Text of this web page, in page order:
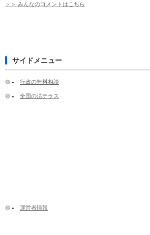
＞＞ みんなのコメントはこちら
サイドメニュー
行政の無料相談
全国の法テラス
運営者情報